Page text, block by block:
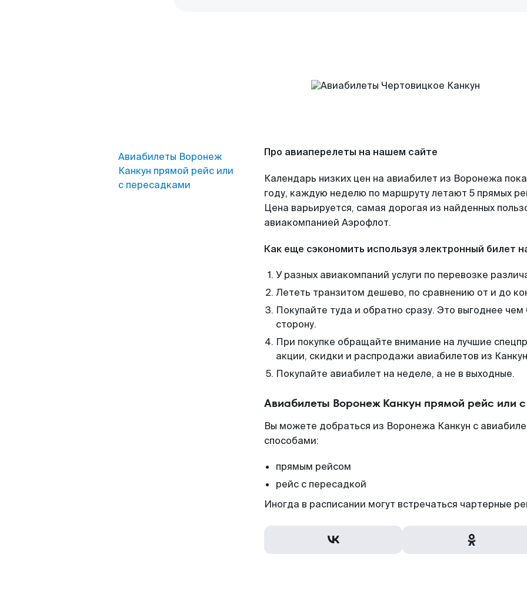
Авиабилеты Воронеж
Канкун прямой рейс или
с пересадками
Про авиаперелеты на нашем сайте
Календарь низких цен на авиабилет из Воронежа
году, каждую неделю по маршруту летают 5 прямых
Цена варьируется, самая дорогая из найденных
авиакомпанией Аэрофлот.
Как еще сэкономить используя электронный билет
У разных авиакомпаний услуги по перевозке
Лететь транзитом дешево, по сравнению от и до
Покупайте туда и обратно сразу. Это выгоднее
сторону.
При покупке обращайте внимание на лучшие
акции, скидки и распродажи авиабилетов из
Покупайте авиабилет на неделе, а не в выходные.
Авиабилеты Воронеж Канкун прямой рейс или
Вы можете добраться из Воронежа Канкун с
способами:
прямым рейсом
рейс с пересадкой
Иногда в расписании могут встречаться чартерные